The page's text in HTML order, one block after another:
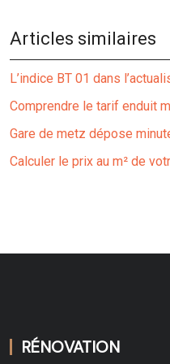
Articles similaires
L’indice BT 01 dans
Comprendre le tarif enduit
Gare de metz dépose
Calculer le prix au m² de
RÉNOVATION